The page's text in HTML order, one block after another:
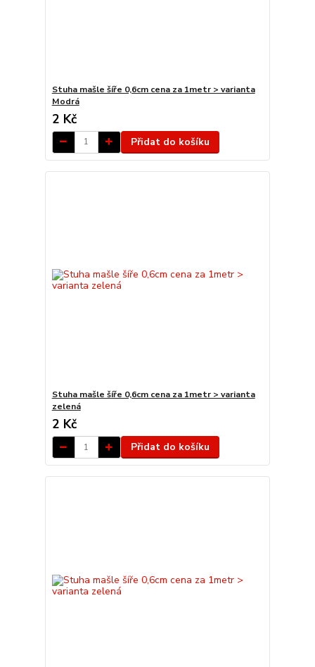
Stuha mašle šíře 0,6cm cena za 1metr > varianta
Modrá
2 Kč
Přidat do košíku
Stuha mašle šíře 0,6cm cena za 1metr > varianta
zelená
2 Kč
Přidat do košíku